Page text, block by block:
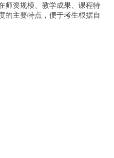
师资规模、教学成果、课程特
的主要特点，便于考生根据自